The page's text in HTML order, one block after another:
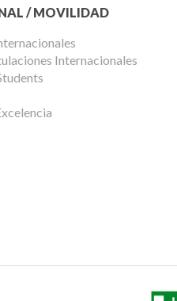
/ MOVILIDAD
Internacionales